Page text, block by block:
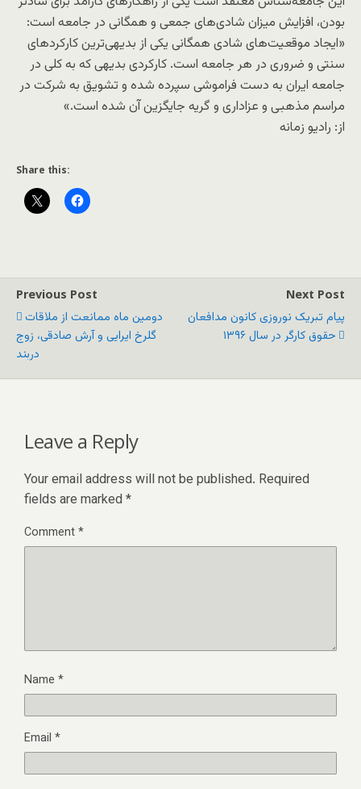
بودن، افزایش میزان شادی‌های جمعی و همگانی در جامعه است:
«ایجاد موقعیت‌های شادی همگانی یکی از بدیهی‌ترین کارکردهای
سنتی و ضروری در هر جامعه‌ است. کارکردی بدیهی که به کلی در
جامعه ایران به دست فراموشی سپرده شده و تشویق به شرکت در
مراسم مذهبی و عزاداری و گریه جایگزین آن شده است.»
از: رادیو زمانه
Share this:
Previous Post
دومین ماه ممانعت از ملاقات
گلرخ ایرایی و آرش صادقی، زوج
دربند
Next Post
پیام تبریک نوروزی کانون مدافعان
حقوق کارگر در سال ۱۳۹۶
Leave a Reply
Your email address will not be published. Required
fields are marked *
Comment*
Name *
Email *